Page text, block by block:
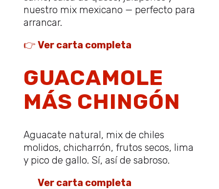
nuestro mix mexicano — perfecto para
arrancar.
👉 Ver carta completa
GUACAMOLE
MÁS CHINGÓN
Aguacate natural, mix de chiles
molidos, chicharrón, frutos secos, lima
y pico de gallo. Sí, así de sabroso.
Ver carta completa